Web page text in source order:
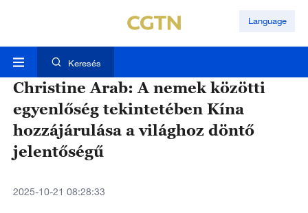
Language
Keresés
Christine Arab: A nemek közötti
egyenlőség tekintetében Kína
hozzájárulása a világhoz döntő
jelentőségű
2025-10-21 08:28:33